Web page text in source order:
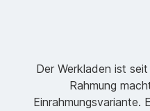
Der Werkladen ist
Rahmung
Einrahmungsvariante.